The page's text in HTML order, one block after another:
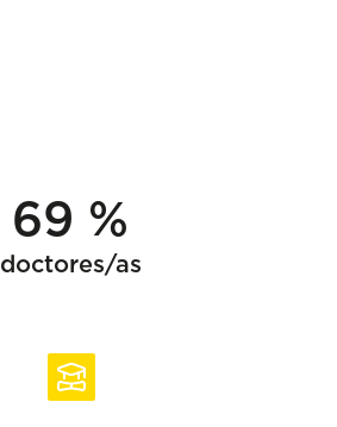
69 %
doctores/as